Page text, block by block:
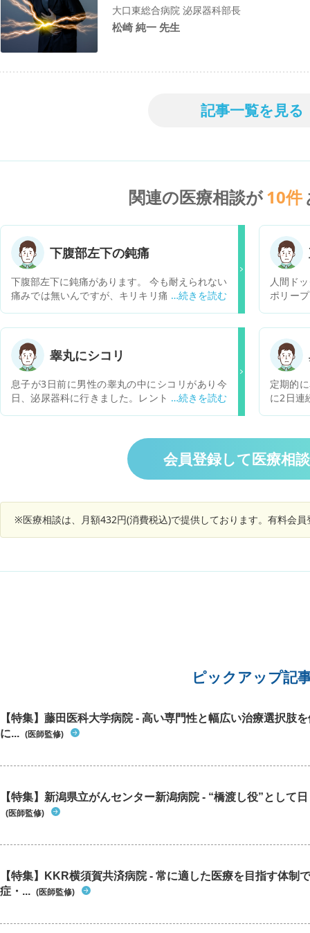
大口東総合病院 泌尿器科部長
松崎 純一 先生
記事一覧を見る
関連の医療相談が10件
下腹部左下の鈍痛
下腹部左下に鈍痛があります。 今も耐えられない
痛みでは無いんですが、キリキリ痛みが続いてま
人間ド
ポリー
が、ク
しょう
とはあ
睾丸にシコリ
息子が3日前に男性の睾丸の中にシコリがあり今
日、泌尿器科に行きました。レントゲン、エコー
と書いてありました。息子が先生から説明された
のが精子を作る横に2つシコリがある(1個は良く
男性にあるが2個は珍しい)炎症をおこしている。
と言われたそうです。１週間後に病院受診。エコ
に飲むようにもらいました。治らないと不妊症に
なりやすいとも言われたそうです。ガンが親の私
定期的
に2日連
会員登録して医療相
※医療相談は、月額432円(消費税込)で提供しております。有料会
ピックアップ記
【特集】藤田医科大学病院 - 高い専門性と幅広い治療選択肢
に... (医師監修)
【特集】新潟県立がんセンター新潟病院 - “橋渡し役”として
(医師監修)
【特集】KKR横須賀共済病院 - 常に適した医療を目指す体制
症・... (医師監修)